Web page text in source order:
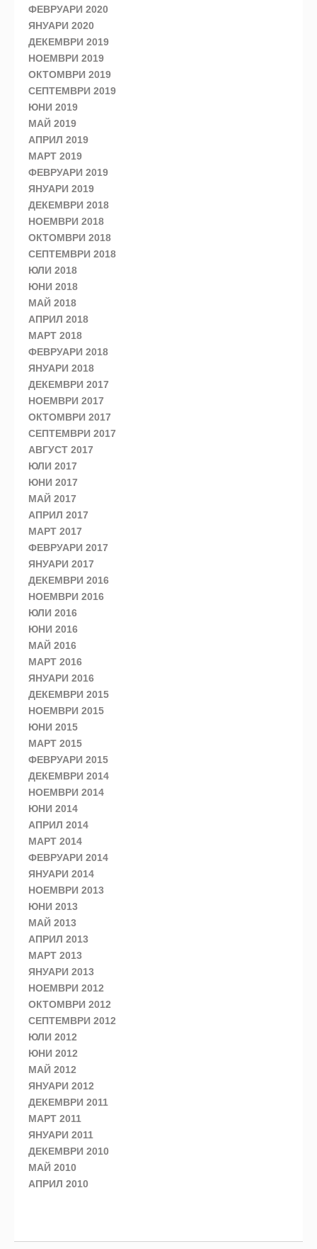
ФЕВРУАРИ 2020
ЯНУАРИ 2020
ДЕКЕМВРИ 2019
НОЕМВРИ 2019
ОКТОМВРИ 2019
СЕПТЕМВРИ 2019
ЮНИ 2019
МАЙ 2019
АПРИЛ 2019
МАРТ 2019
ФЕВРУАРИ 2019
ЯНУАРИ 2019
ДЕКЕМВРИ 2018
НОЕМВРИ 2018
ОКТОМВРИ 2018
СЕПТЕМВРИ 2018
ЮЛИ 2018
ЮНИ 2018
МАЙ 2018
АПРИЛ 2018
МАРТ 2018
ФЕВРУАРИ 2018
ЯНУАРИ 2018
ДЕКЕМВРИ 2017
НОЕМВРИ 2017
ОКТОМВРИ 2017
СЕПТЕМВРИ 2017
АВГУСТ 2017
ЮЛИ 2017
ЮНИ 2017
МАЙ 2017
АПРИЛ 2017
МАРТ 2017
ФЕВРУАРИ 2017
ЯНУАРИ 2017
ДЕКЕМВРИ 2016
НОЕМВРИ 2016
ЮЛИ 2016
ЮНИ 2016
МАЙ 2016
МАРТ 2016
ЯНУАРИ 2016
ДЕКЕМВРИ 2015
НОЕМВРИ 2015
ЮНИ 2015
МАРТ 2015
ФЕВРУАРИ 2015
ДЕКЕМВРИ 2014
НОЕМВРИ 2014
ЮНИ 2014
АПРИЛ 2014
МАРТ 2014
ФЕВРУАРИ 2014
ЯНУАРИ 2014
НОЕМВРИ 2013
ЮНИ 2013
МАЙ 2013
АПРИЛ 2013
МАРТ 2013
ЯНУАРИ 2013
НОЕМВРИ 2012
ОКТОМВРИ 2012
СЕПТЕМВРИ 2012
ЮЛИ 2012
ЮНИ 2012
МАЙ 2012
ЯНУАРИ 2012
ДЕКЕМВРИ 2011
МАРТ 2011
ЯНУАРИ 2011
ДЕКЕМВРИ 2010
МАЙ 2010
АПРИЛ 2010